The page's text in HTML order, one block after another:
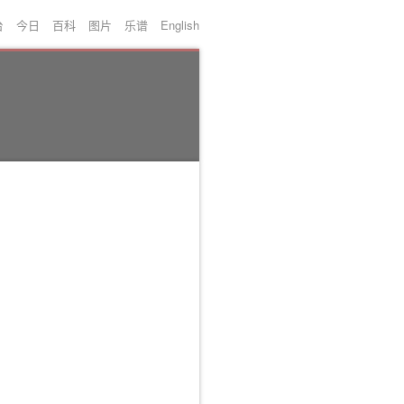
今日 百科 图片 乐谱 English